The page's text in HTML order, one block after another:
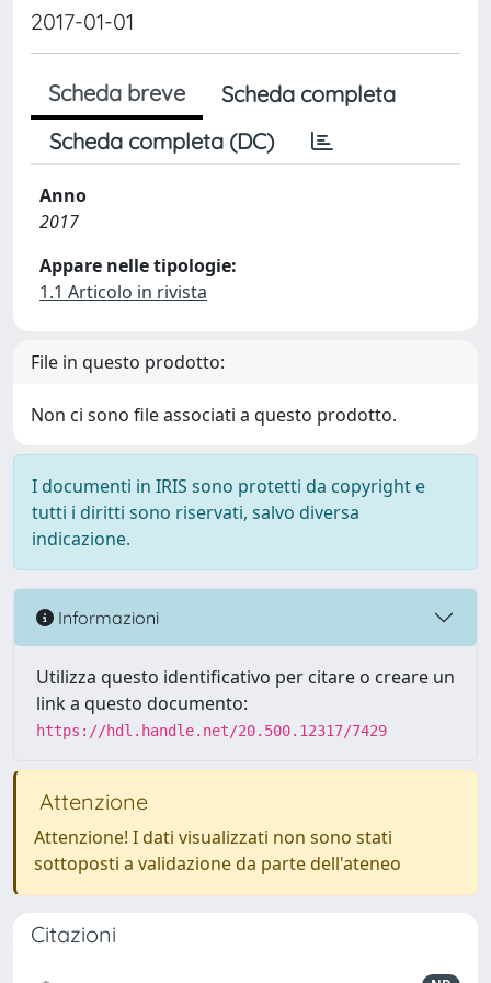
2017-01-01
Scheda breve
Scheda completa
Scheda completa (DC)
Anno
2017
Appare nelle tipologie:
1.1 Articolo in rivista
File in questo prodotto:
Non ci sono file associati a questo prodotto.
I documenti in IRIS sono protetti da copyright e
tutti i diritti sono riservati, salvo diversa
indicazione.
Informazioni
Utilizza questo identificativo per citare o creare un
link a questo documento:
https://hdl.handle.net/20.500.12317/7429
Attenzione
Attenzione! I dati visualizzati non sono stati
sottoposti a validazione da parte dell'ateneo
Citazioni